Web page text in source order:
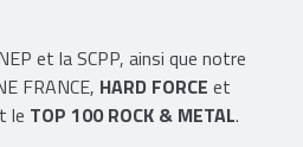
et la SCPP, ainsi que notre
FRANCE, HARD FORCE et
le TOP 100 ROCK & METAL.